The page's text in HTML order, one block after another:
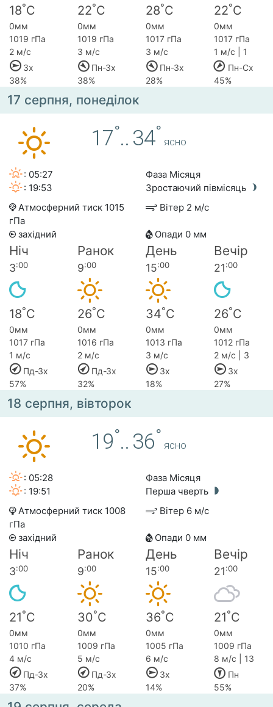
18°C 22°C 28°C 22°C
0мм 0мм 0мм
0мм
1019 гПа
1019 гПа 1017 гПа
1017 гПа
2 м/с
3 м/с 3 м/с
1 м/с | 1
Зх
Пн-Зх Пн-Зх
Пн-Сх
38%
38% 28% 45%
17 серпня, понеділок
17°.. 34°
ясно
: 05:27
: 19:53
Фаза Місяця
Зростаючий півмісяць
Атмосферний тиск 1015
гПа
Вітер 2 м/с
західний Опади 0 мм
Ніч Ранок День Вечір
3:00 9:00 15:00 21:00
18°C 26°C 34°C 26°C
0мм 0мм 0мм
0мм
1017 гПа
1016 гПа 1013 гПа
1012 гПа
1 м/с
2 м/с 3 м/с
2 м/с | 3
Пд-Зх
Пд-Зх Зх
Зх
57%
32% 18% 27%
18 серпня, вівторок
19°.. 36°
ясно
: 05:28
: 19:51
Фаза Місяця
Перша чверть
Атмосферний тиск 1008
гПа
Вітер 6 м/с
західний Опади 0 мм
Ніч Ранок День Вечір
3:00 9:00 15:00 21:00
21°C 30°C 36°C 21°C
0мм 0мм 0мм
0мм
1010 гПа
1009 гПа 1005 гПа
1009 гПа
4 м/с
5 м/с 6 м/с
8 м/с | 13
Пд-Зх
Пд-Зх Зх
Пн
37%
20% 14% 55%